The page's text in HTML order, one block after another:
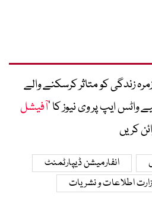
زندگی کو متاثر کرسکنے والے
ایپ پر وی نیوز کا ’آفیشل
کریں
انفارمیشن ڈیپارٹمنٹ
اطلاعات و نشریات